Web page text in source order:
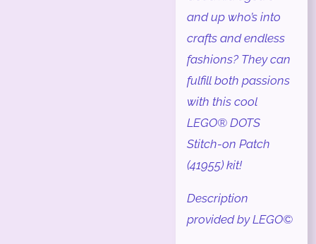
and up who’s into
crafts and endless
fashions? They can
fulfill both passions
with this cool
LEGO® DOTS
Stitch-on Patch
(41955) kit!
Description
provided by LEGO©